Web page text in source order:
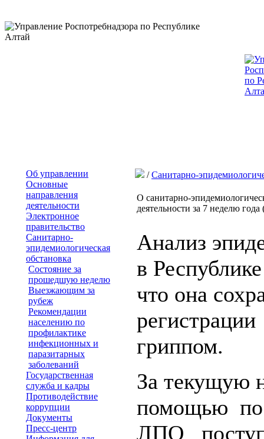
Об управлении
Основные
направления
деятельности
Электронное
правительство
Санитарно-
эпидемиологическая
обстановка
Состояние за
прошедшую неделю
Выезжающим за
рубеж
Рекомендации
населению по
профилактике
инфекционных и
паразитарных
заболеваний
Государственная
служба и кадры
Противодействие
коррупции
Документы
Пресс-центр
/Санитарно-
О санитарно-
деятельности за 7 неделю
Анализ
в
что она
гриппом.
За текущую
помощью по
ЛПО